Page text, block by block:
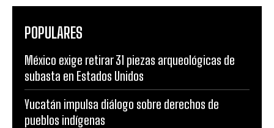
POPULARES
México exige retirar 31 piezas arqueológicas de
subasta en Estados Unidos
Yucatán impulsa diálogo sobre derechos de
pueblos indígenas